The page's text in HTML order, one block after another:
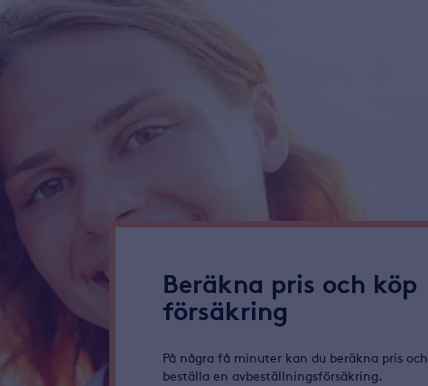
Beräkna pris och köp
försäkring
På några få minuter kan du beräkna pris och
beställa en avbeställningsförsäkring.